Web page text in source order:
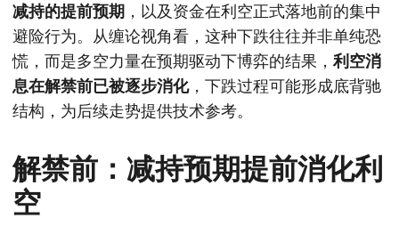
减持的提前预期 ，以及资金在利空正式落地前的集中
避险行为。从缠论视角看，这种下跌往往并非单纯恐
慌，而是多空力量在预期驱动下博弈的结果， 利空消
息在解禁前已被逐步消化，下跌过程可能形成底背驰
结构，为后续走势提供技术参考。
解禁前：减持预期提前消化利
空